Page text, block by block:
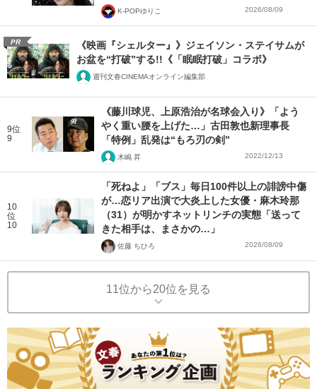
K-POPゆりこ 2026/08/09
PR
《映画『シェルター』》ジェイソン・ステイサムが
お盆を“打破”する!!《「眠眠打破」コラボ》
週刊文春CINEMAオンライン編集部
9位
9
《藤川球児、上原浩治が名球会入り》「よう
やく重い腰を上げた…」古田敦也新理事長
「特例」乱発は“もろ刃の剣”
木嶋 昇 2022/12/13
10
位
10
「死ねよ」「ブス」毎日100件以上の誹謗中傷
が…恋リア出演で大炎上した女優・麻木玲那
（31）が明かすネットリンチの実態「送って
きた相手は、まさかの…」
佐藤 ちひろ 2026/08/09
11位から20位を見る